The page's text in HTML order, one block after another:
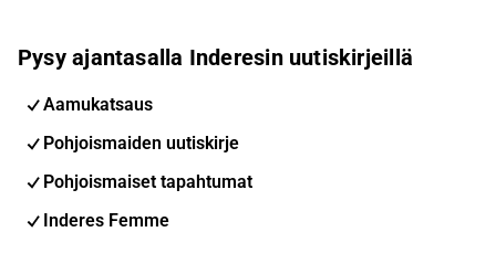
Pysy ajantasalla Inderesin uutiskirjeillä
Aamukatsaus
Pohjoismaiden uutiskirje
Pohjoismaiset tapahtumat
Inderes Femme